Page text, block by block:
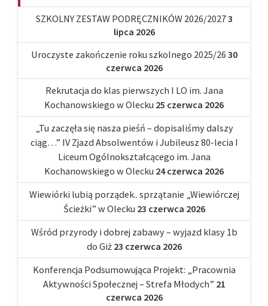
SZKOLNY ZESTAW PODRĘCZNIKÓW 2026/20273
lipca 2026
Uroczyste zakończenie roku szkolnego 2025/26 30
czerwca 2026
Rekrutacja do klas pierwszych I LO im. Jana
Kochanowskiego w Olecku 25 czerwca 2026
„Tu zaczęła się nasza pieśń – dopisaliśmy dalszy
ciąg…” IV Zjazd Absolwentów i Jubileusz 80-lecia I
Liceum Ogólnokształcącego im. Jana
Kochanowskiego w Olecku 24 czerwca 2026
Wiewiórki lubią porządek.. sprzątanie „Wiewiórczej
Ścieżki” w Olecku 23 czerwca 2026
Wśród przyrody i dobrej zabawy – wyjazd klasy 1b
do Giż 23 czerwca 2026
Konferencja Podsumowująca Projekt: „Pracownia
Aktywności Społecznej – Strefa Młodych” 21
czerwca 2026